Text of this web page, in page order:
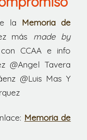
la Memoria de
más made by
CCAA e info
@Angel Tavera
@Luis Mas Y
Memoria de